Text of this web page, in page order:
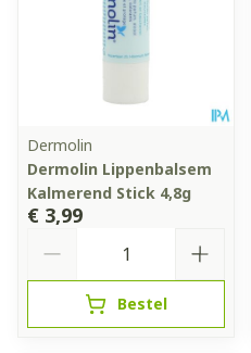
Dermolin
Dermolin Lippenbalsem
Kalmerend Stick 4,8g
€ 3,99
Bestel